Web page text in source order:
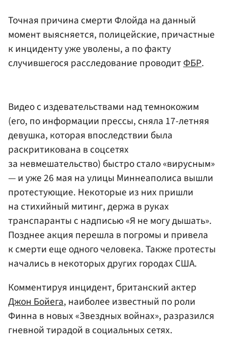
Точная причина смерти Флойда на данный
момент выясняется, полицейские, причастные
к инциденту уже уволены, а по факту
случившегося расследование проводитФБР.
Видео с издевательствами над темнокожим
(его, по информации прессы, сняла 17-летняя
девушка, которая впоследствии была
раскритикована в соцсетях
за невмешательство) быстро стало «вирусным»
— и уже 26 мая на улицы Миннеаполиса вышли
протестующие. Некоторые из них пришли
на стихийный митинг, держа в руках
транспаранты с надписью «Я не могу дышать».
Позднее акция перешла в погромы и привела
к смерти еще одного человека. Также протесты
начались в некоторых других городах США.
Комментируя инцидент, британский актер
Джон Бойега, наиболее известный по роли
Финна в новых «Звездных войнах», разразился
гневной тирадой в социальных сетях.